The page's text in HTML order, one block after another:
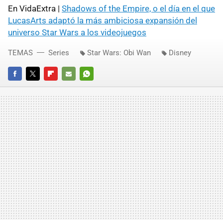
En VidaExtra | Shadows of the Empire, o el día en el que
LucasArts adaptó la más ambiciosa expansión del
universo Star Wars a los videojuegos
FACEBOOKTWITTERFLIPBOARD
E-
MAIL
WHATSAPP
TEMAS Series Star Wars: Obi Wan Disney